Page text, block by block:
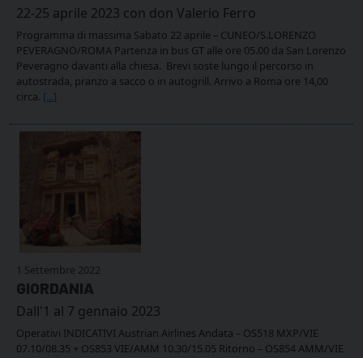
22-25 aprile 2023 con don Valerio Ferro
Programma di massima Sabato 22 aprile – CUNEO/S.LORENZO
PEVERAGNO/ROMA Partenza in bus GT alle ore 05.00 da San Lorenzo
Peveragno davanti alla chiesa. Brevi soste lungo il percorso in
autostrada, pranzo a sacco o in autogrill. Arrivo a Roma ore 14,00
circa. [...]
1 Settembre 2022
GIORDANIA
Dall'1 al 7 gennaio 2023
Operativi INDICATIVI Austrian Airlines Andata – OS518 MXP/VIE
07.10/08.35 + OS853 VIE/AMM 10.30/15.05 Ritorno – OS854 AMM/VIE